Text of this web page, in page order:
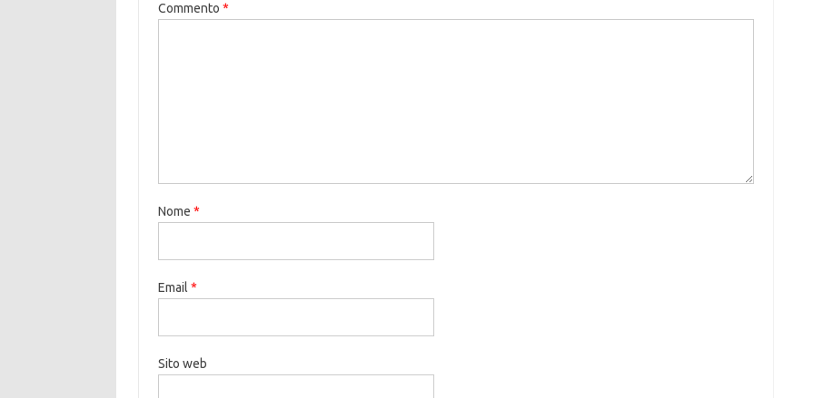
Commento *
Nome *
Email *
Sito web